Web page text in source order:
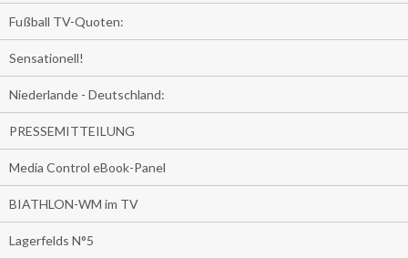
Fußball TV-Quoten:
Sensationell!
Niederlande - Deutschland:
PRESSEMITTEILUNG
Media Control eBook-Panel
BIATHLON-WM im TV
Lagerfelds N°5